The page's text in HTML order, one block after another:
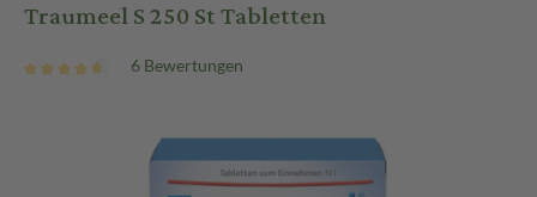
Traumeel S 250 St Tabletten
6 Bewertungen